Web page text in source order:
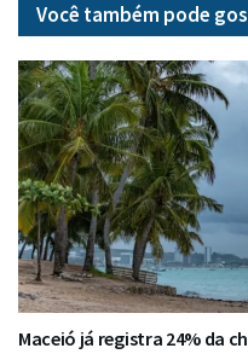
Você também pode
Maceió já registra 24% da